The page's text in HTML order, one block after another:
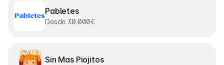
Pabletes
Desde 30.000€
Sin Mas Piojitos